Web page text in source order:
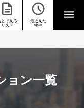
とで見る
リスト
最近見た
物件
ョン一覧